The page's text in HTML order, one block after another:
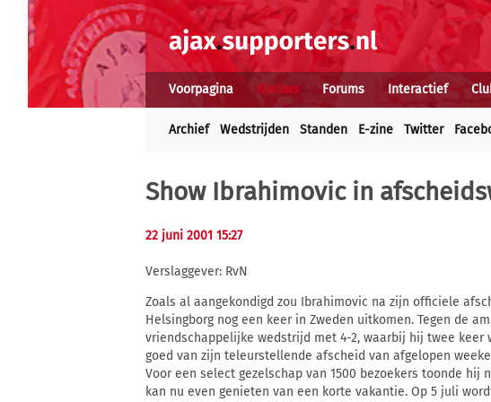
Voorpagina Nieuws Forums Interactief
Archief Wedstrijden Standen E-zine Twitter
Show Ibrahimovic in
22 juni 2001 15:27
Verslaggever: RvN
Zoals al aangekondigd zou Ibrahimovic na zijn officiele
Helsingborg nog een keer in Zweden uitkomen. Tegen de
vriendschappelijke wedstrijd met 4-2, waarbij hij twee
goed van zijn teleurstellende afscheid van afgelopen
Voor een select gezelschap van 1500 bezoekers toonde hij
kan nu even genieten van een korte vakantie. Op 5 juli